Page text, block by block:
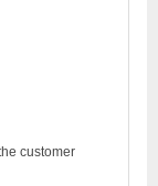
customer